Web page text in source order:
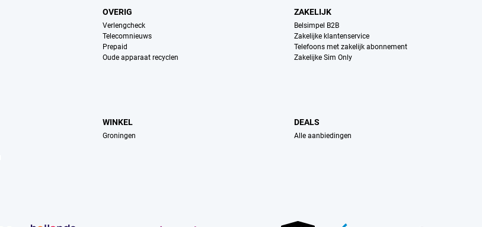
OVERIG
Verlengcheck
Telecomnieuws
Prepaid
Oude apparaat recyclen
ZAKELIJK
Belsimpel B2B
Zakelijke klantenservice
Telefoons met zakelijk abonnement
Zakelijke Sim Only
WINKEL
Groningen
DEALS
Alle aanbiedingen